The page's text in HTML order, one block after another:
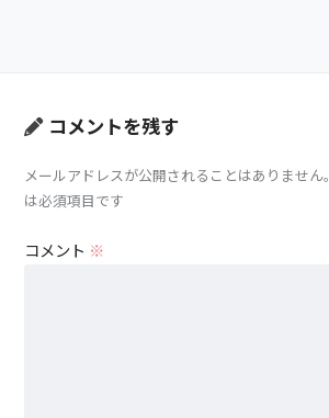
コメントを残す
メールアドレスが公開されることはありません。
は必須項目です
コメント ※